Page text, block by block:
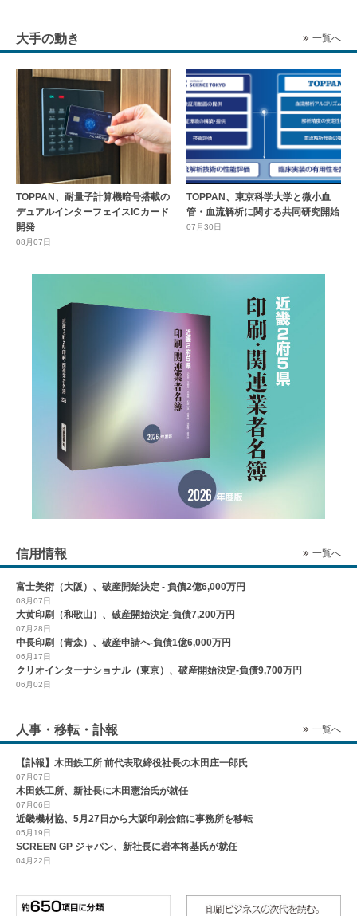
大手の動き 一覧へ
TOPPAN、耐量子計算機暗号搭載の
デュアルインターフェイスICカード
開発
08月07日
TOPPAN、東京科学大学と微小血
管・血流解析に関する共同研究開始
07月30日
信用情報 一覧へ
富士美術（大阪）、破産開始決定 - 負債2億6,000万円
08月07日
大黄印刷（和歌山）、破産開始決定-負債7,200万円
07月28日
中長印刷（青森）、破産申請へ-負債1億6,000万円
06月17日
クリオインターナショナル（東京）、破産開始決定-負債9,700万円
06月02日
人事・移転・訃報 一覧へ
【訃報】木田鉄工所 前代表取締役社長の木田庄一郎氏
07月07日
木田鉄工所、新社長に木田憲治氏が就任
07月06日
近畿機材協、5月27日から大阪印刷会館に事務所を移転
05月19日
SCREEN GP ジャパン、新社長に岩本将基氏が就任
04月22日